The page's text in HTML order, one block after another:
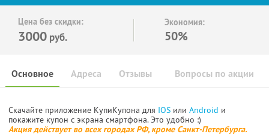
Цена без скидки:
3000 руб.
Экономия:
50%
Основное Отзывы Вопросы по акции
Адреса
Скачайте приложение КупиКупона для IOS или Android и
покажите купон с экрана смартфона. Это удобно :)
Акция действует во всех городах РФ, кроме Санкт-Петербурга.